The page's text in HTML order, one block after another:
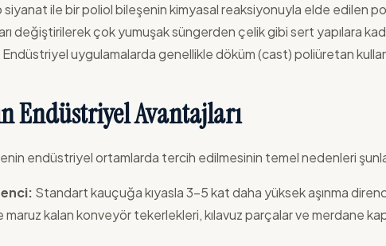
siyanat ile bir poliol bileşenin kimyasal reaksiyonuyla elde edilen
değiştirilerek çok yumuşak süngerden çelik gibi sert yapılara
uygulamalarda genellikle döküm (cast) poliüretan
Endüstriyel Avantajları
endüstriyel ortamlarda tercih edilmesinin temel nedenleri
Standart kauçuğa kıyasla 3-5 kat daha yüksek aşınma
kalan konveyör tekerlekleri, kılavuz parçalar ve merdane